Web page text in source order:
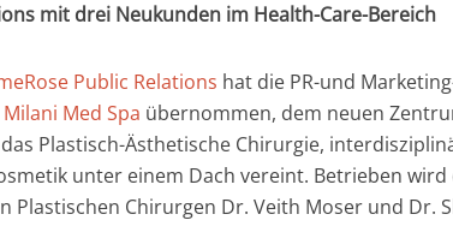
mit drei Neukunden im Health-Care-Bereich
Public Relations hat die PR-und
Med Spa übernommen, dem neuen
Plastisch-Ästhetische Chirurgie,
unter einem Dach vereint. Betrieben wird
Plastischen Chirurgen Dr. Veith Moser und Dr.